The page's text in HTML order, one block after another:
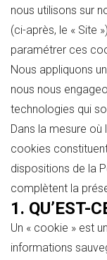
nous utilisons sur
(ci-après, le « Site
paramétrer ces
Nous appliquons
nous nous
technologies qui
Dans la mesure où
cookies
dispositions de la
complètent la
1. QU’EST-
Un « cookie » est
informations